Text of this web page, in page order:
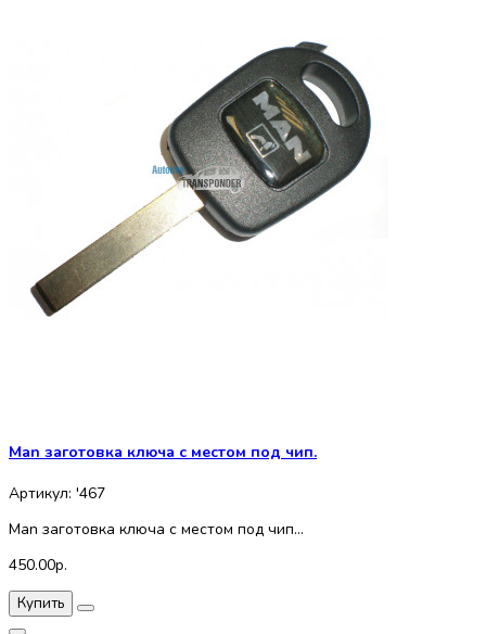
Man заготовка ключа с местом под чип.
Артикул: '467
Man заготовка ключа с местом под чип...
450.00р.
Купить